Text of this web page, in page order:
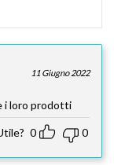
11 Giugno 2022
i loro prodotti
0 0